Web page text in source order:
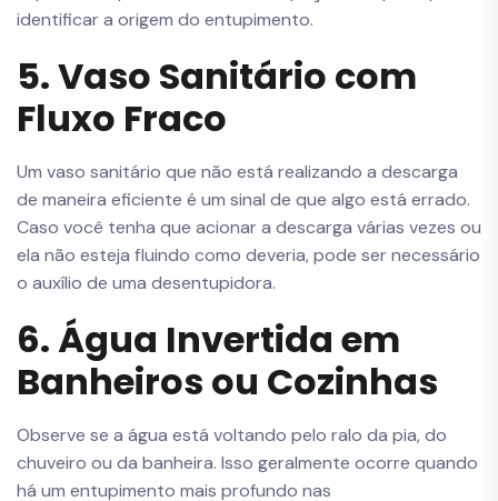
identificar a origem do entupimento.
5. Vaso Sanitário com
Fluxo Fraco
Um vaso sanitário que não está realizando a descarga
de maneira eficiente é um sinal de que algo está errado.
Caso você tenha que acionar a descarga várias vezes ou
ela não esteja fluindo como deveria, pode ser necessário
o auxílio de uma desentupidora.
6. Água Invertida em
Banheiros ou Cozinhas
Observe se a água está voltando pelo ralo da pia, do
chuveiro ou da banheira. Isso geralmente ocorre quando
há um entupimento mais profundo nas